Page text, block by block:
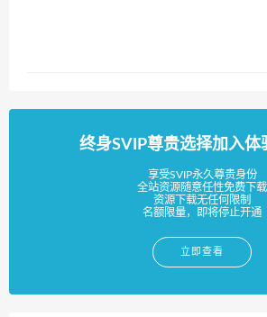
终身SVIP尊贵选择加入体
享受SVIP永久尊贵身份
全站资源随意任性免费下载
资源下载无任何限制
名额限量，即将停止开通
立即查看